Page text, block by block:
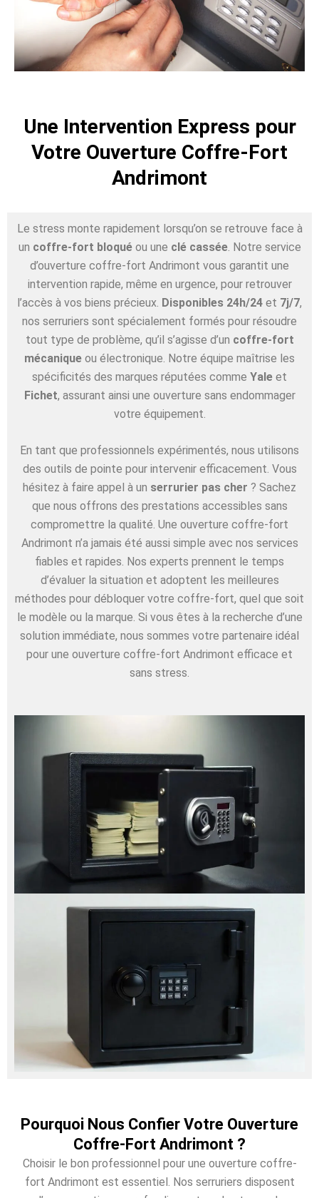
Une Intervention Express pour
Votre Ouverture Coffre-Fort
Andrimont
Le stress monte rapidement lorsqu’on se retrouve face à
un coffre-fort bloquéou une clé cassée. Notre service
d’ouverture coffre-fort Andrimont vous garantit une
intervention rapide, même en urgence, pour retrouver
l’accès à vos biens précieux. Disponibles 24h/24 et 7j/7,
nos serruriers sont spécialement formés pour résoudre
tout type de problème, qu’il s’agisse d’un coffre-fort
mécanique ou électronique. Notre équipe maîtrise les
spécificités des marques réputées comme Yale et
Fichet, assurant ainsi une ouverture sans endommager
votre équipement.
En tant que professionnels expérimentés, nous utilisons
des outils de pointe pour intervenir efficacement. Vous
hésitez à faire appel à un serrurier pas cher ? Sachez
que nous offrons des prestations accessibles sans
compromettre la qualité. Une ouverture coffre-fort
Andrimont n’a jamais été aussi simple avec nos services
fiables et rapides. Nos experts prennent le temps
d’évaluer la situation et adoptent les meilleures
méthodes pour débloquer votre coffre-fort, quel que soit
le modèle ou la marque. Si vous êtes à la recherche d’une
solution immédiate, nous sommes votre partenaire idéal
pour une ouverture coffre-fort Andrimont efficace et
sans stress.
Pourquoi Nous Confier Votre Ouverture
Coffre-Fort Andrimont ?
Choisir le bon professionnel pour une ouverture coffre-
fort Andrimont est essentiel. Nos serruriers disposent